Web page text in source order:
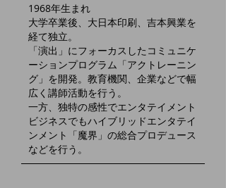
1968年生まれ
大学卒業後、大日本印刷、吉本興業を
経て独立。
「演出」にフォーカスしたコミュニケ
ーションプログラム「アクトレーニン
グ」を開発。教育機関、企業などで幅
広く講師活動を行う。
​一方、独特の感性でエンタテイメント
ビジネスでもハイブリッドエンタテイ
ンメント「魔界」の総合プロデュース
などを行う。